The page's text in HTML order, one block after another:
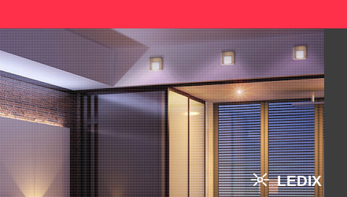
LEDIX